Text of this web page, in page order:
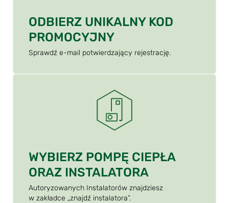
ODBIERZ UNIKALNY KOD
PROMOCYJNY
Sprawdź e-mail potwierdzający rejestrację.
WYBIERZ POMPĘ CIEPŁA
ORAZ INSTALATORA
Autoryzowanych Instalatorów znajdziesz
w zakładce „znajdź instalatora”.